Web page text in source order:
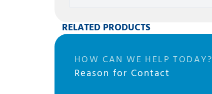
RELATED PRODUCTS
HOW CAN WE HELP TODAY?
Reason for Contact